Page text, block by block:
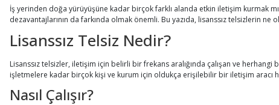
İş yerinden doğa yürüyüşüne kadar birçok farklı alanda etkin iletişim kurmak mı
dezavantajlarının da farkında olmak önemli. Bu yazıda, lisanssız telsizlerin
Lisanssız Telsiz Nedir?
Lisanssız telsizler, iletişim için belirli bir frekans aralığında çalışan ve
işletmelere kadar birçok kişi ve kurum için oldukça erişilebilir bir iletişim aracı
Nasıl Çalışır?